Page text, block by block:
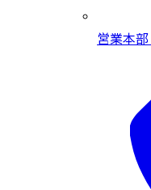
営業本